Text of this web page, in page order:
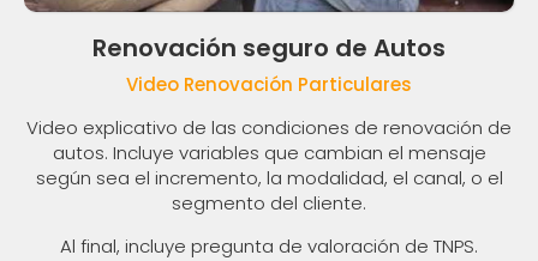
Renovación seguro de Autos
Video Renovación Particulares
Video explicativo de las condiciones de renovación de
autos. Incluye variables que cambian el mensaje
según sea el incremento, la modalidad, el canal, o el
segmento del cliente.
Al final, incluye pregunta de valoración de TNPS.